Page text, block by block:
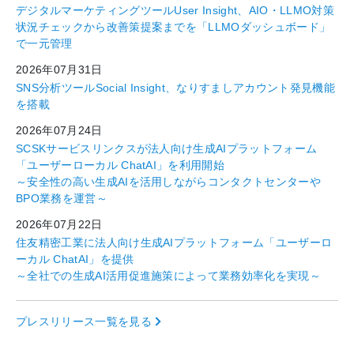
デジタルマーケティングツールUser Insight、AIO・LLMO対策
状況チェックから改善策提案までを「LLMOダッシュボード」
で一元管理
2026年07月31日
SNS分析ツールSocial Insight、なりすましアカウント発見機能
を搭載
2026年07月24日
SCSKサービスリンクスが法人向け生成AIプラットフォーム
「ユーザーローカル ChatAI」を利用開始
～安全性の高い生成AIを活用しながらコンタクトセンターや
BPO業務を運営～
2026年07月22日
住友精密工業に法人向け生成AIプラットフォーム「ユーザーロ
ーカル ChatAI」を提供
～全社での生成AI活用促進施策によって業務効率化を実現～
プレスリリース一覧を見る